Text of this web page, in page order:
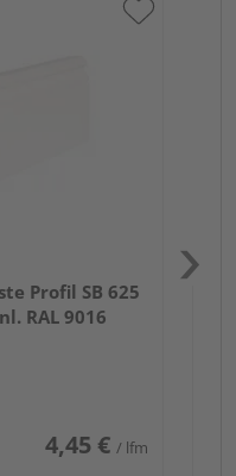
Profil SB 625
RAL 9016
4,45 € / lfm